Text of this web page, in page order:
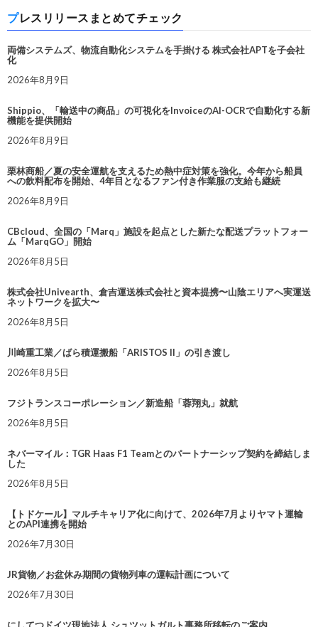
プレスリリースまとめてチェック
両備システムズ、物流自動化システムを手掛ける 株式会社APTを子会社
化
2026年8月9日
Shippio、「輸送中の商品」の可視化をInvoiceのAI-OCRで自動化する新
機能を提供開始
2026年8月9日
栗林商船／夏の安全運航を支えるため熱中症対策を強化。今年から船員
への飲料配布を開始、4年目となるファン付き作業服の支給も継続
2026年8月9日
CBcloud、全国の「Marq」施設を起点とした新たな配送プラットフォー
ム「MarqGO」開始
2026年8月5日
株式会社Univearth、倉吉運送株式会社と資本提携〜山陰エリアへ実運送
ネットワークを拡大〜
2026年8月5日
川崎重工業／ばら積運搬船「ARISTOS II」の引き渡し
2026年8月5日
フジトランスコーポレーション／新造船「蓉翔丸」就航
2026年8月5日
ネバーマイル：TGR Haas F1 Teamとのパートナーシップ契約を締結しま
した
2026年8月5日
【トドケール】マルチキャリア化に向けて、2026年7月よりヤマト運輸
とのAPI連携を開始
2026年7月30日
JR貨物／お盆休み期間の貨物列車の運転計画について
2026年7月30日
にしてつドイツ現地法人 シュツットガルト事務所移転のご案内